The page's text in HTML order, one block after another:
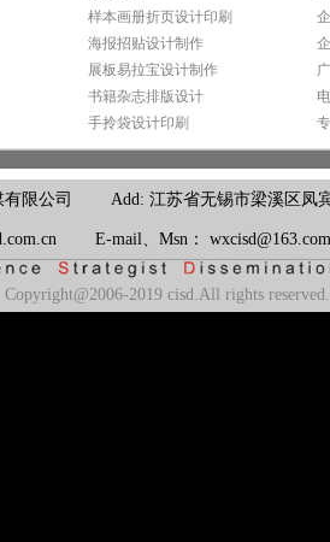
样本画册折页设计印刷
海报招贴设计制作
展板易拉宝设计制作
书籍杂志排版设计
手拎袋设计印刷
有限公司 Add: 江苏省无锡市梁溪区凤
E-mail、Msn：
Copyright@2006-2019 cisd.All rights